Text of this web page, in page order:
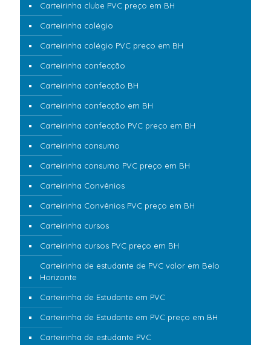
Carteirinha clube PVC preço em BH
Carteirinha colégio
Carteirinha colégio PVC preço em BH
Carteirinha confecção
Carteirinha confecção BH
Carteirinha confecção em BH
Carteirinha confecção PVC preço em BH
Carteirinha consumo
Carteirinha consumo PVC preço em BH
Carteirinha Convênios
Carteirinha Convênios PVC preço em BH
Carteirinha cursos
Carteirinha cursos PVC preço em BH
Carteirinha de estudante de PVC valor em Belo
Horizonte
Carteirinha de Estudante em PVC
Carteirinha de Estudante em PVC preço em BH
Carteirinha de estudante PVC